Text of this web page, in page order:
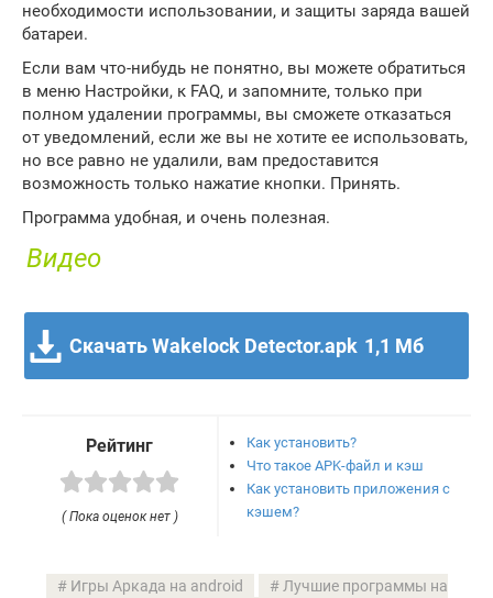
необходимости использовании, и защиты заряда вашей
батареи.
Если вам что-нибудь не понятно, вы можете обратиться
в меню Настройки, к FAQ, и запомните, только при
полном удалении программы, вы сможете отказаться
от уведомлений, если же вы не хотите ее использовать,
но все равно не удалили, вам предоставится
возможность только нажатие кнопки. Принять.
Программа удобная, и очень полезная.
Видео
Скачать Wakelock Detector.apk 1,1 Мб
Рейтинг
( Пока оценок нет )
Как установить?
Что такое APK-файл и кэш
Как установить приложения с
кэшем?
Игры Аркада на android
Лучшие программы на